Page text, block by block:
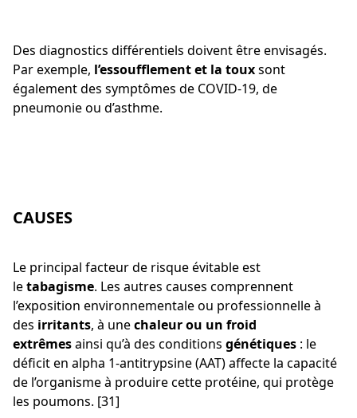
Des diagnostics différentiels doivent être envisagés.
Par exemple, l’essoufflement et la touxsont
également des symptômes de COVID-19, de
pneumonie ou d’asthme.
CAUSES
Le principal facteur de risque évitable est
letabagisme. Les autres causes comprennent
l’exposition environnementale ou professionnelle à
des irritants, à unechaleur ou un froid
extrêmesainsi qu’à des conditions génétiques : le
déficit en alpha 1-antitrypsine (AAT) affecte la capacité
de l’organisme à produire cette protéine, qui protège
les poumons. [31]